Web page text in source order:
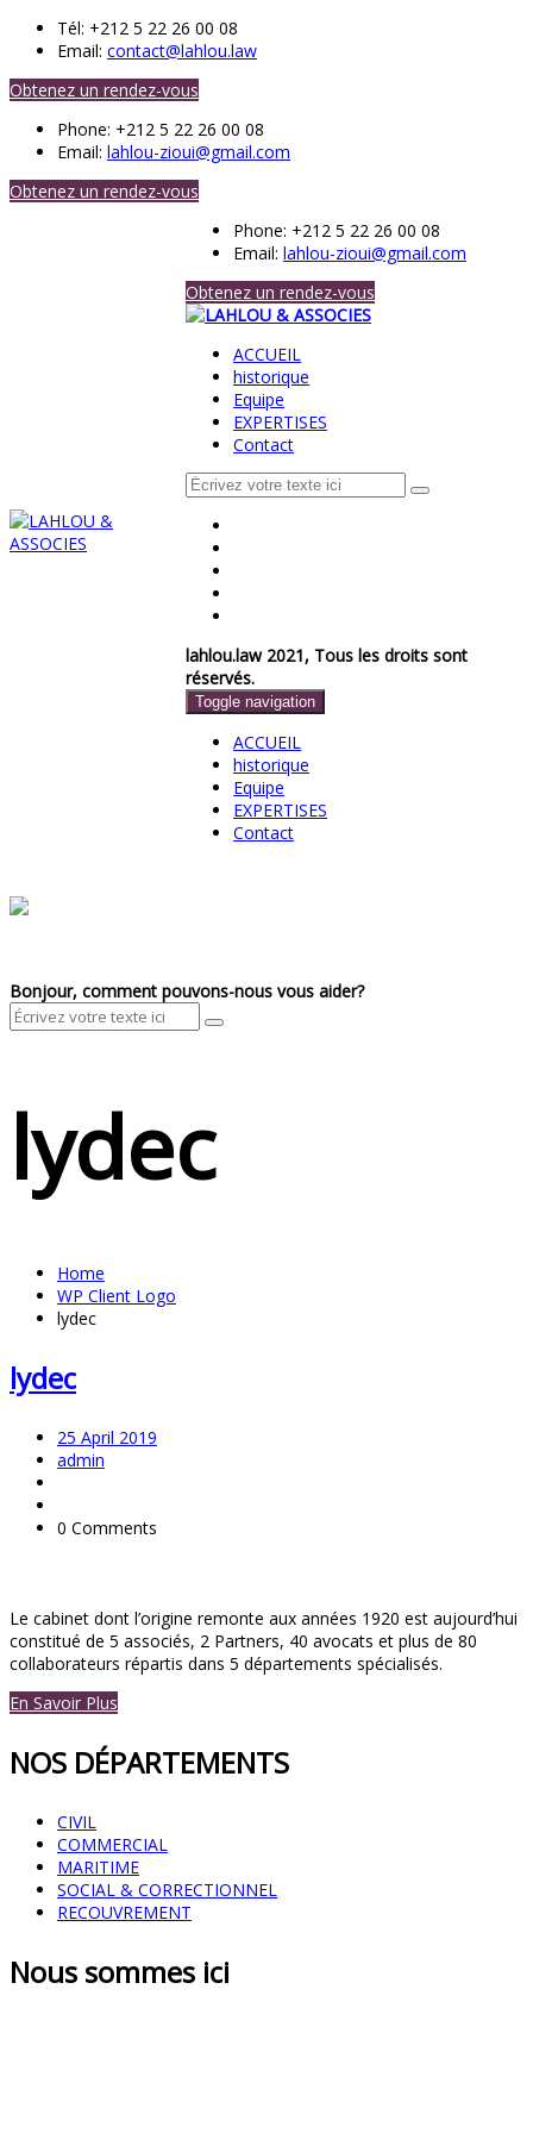
Tél: +212 5 22 26 00 08
Email: contact@lahlou.law
Obtenez un rendez-vous
Phone: +212 5 22 26 00 08
Email: lahlou-zioui@gmail.com
Obtenez un rendez-vous
Phone: +212 5 22 26 00 08
Email:lahlou-zioui@gmail.com
Obtenez un rendez-vous
ACCUEIL
historique
Equipe
EXPERTISES
Contact
lahlou.law 2021, Tous les droits sont
réservés.
Toggle navigation
ACCUEIL
historique
Equipe
EXPERTISES
Contact
Bonjour, comment pouvons-nous vous aider?
lydec
Home
WP Client Logo
lydec
lydec
25 April 2019
admin
0 Comments
Le cabinet dont l’origine remonte aux années 1920 est aujourd’hui
constitué de 5 associés, 2 Partners, 40 avocats et plus de 80
collaborateurs répartis dans 5 départements spécialisés.
En Savoir Plus
NOS DÉPARTEMENTS
CIVIL
COMMERCIAL
MARITIME
SOCIAL & CORRECTIONNEL
RECOUVREMENT
Nous sommes ici